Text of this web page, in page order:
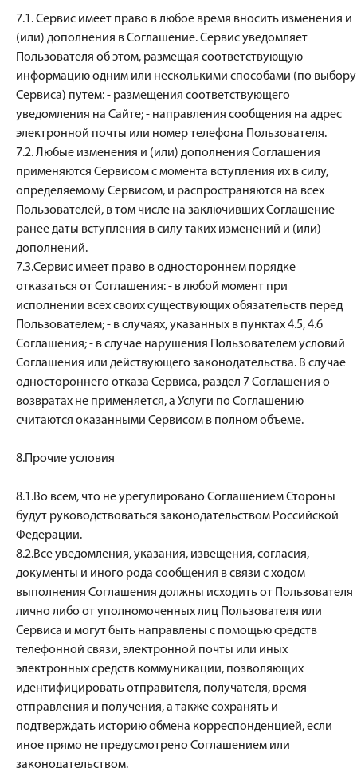
7.1. Сервис имеет право в любое время вносить изменения и
(или) дополнения в Соглашение. Сервис уведомляет
Пользователя об этом, размещая соответствующую
информацию одним или несколькими способами (по выбору
Сервиса) путем: - размещения соответствующего
уведомления на Сайте; - направления сообщения на адрес
электронной почты или номер телефона Пользователя.
7.2. Любые изменения и (или) дополнения Соглашения
применяются Сервисом с момента вступления их в силу,
определяемому Сервисом, и распространяются на всех
Пользователей, в том числе на заключивших Соглашение
ранее даты вступления в силу таких изменений и (или)
дополнений.
7.3.Сервис имеет право в одностороннем порядке
отказаться от Соглашения: - в любой момент при
исполнении всех своих существующих обязательств перед
Пользователем; - в случаях, указанных в пунктах 4.5, 4.6
Соглашения; - в случае нарушения Пользователем условий
Соглашения или действующего законодательства. В случае
одностороннего отказа Сервиса, раздел 7 Соглашения о
возвратах не применяется, а Услуги по Соглашению
считаются оказанными Сервисом в полном объеме.
8.Прочие условия
8.1.Во всем, что не урегулировано Соглашением Стороны
будут руководствоваться законодательством Российской
Федерации.
8.2.Все уведомления, указания, извещения, согласия,
документы и иного рода сообщения в связи с ходом
выполнения Соглашения должны исходить от Пользователя
лично либо от уполномоченных лиц Пользователя или
Сервиса и могут быть направлены с помощью средств
телефонной связи, электронной почты или иных
электронных средств коммуникации, позволяющих
идентифицировать отправителя, получателя, время
отправления и получения, а также сохранять и
подтверждать историю обмена корреспонденцией, если
иное прямо не предусмотрено Соглашением или
законодательством.